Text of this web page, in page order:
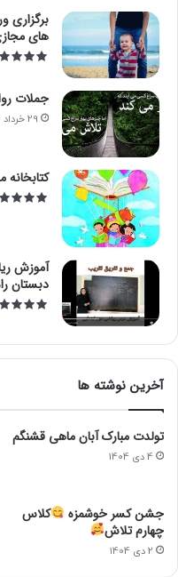
برگزاری
های
جملات
29 خرداد 1396
کتابخانه
آموزش
دبستان
آخرین نوشته ها
تولدت مبارک آبان ماهی قشنگم
4 دی 1404
جشن کسر خوشمزه
کلاس
چهارم تلاش
2 دی 1404